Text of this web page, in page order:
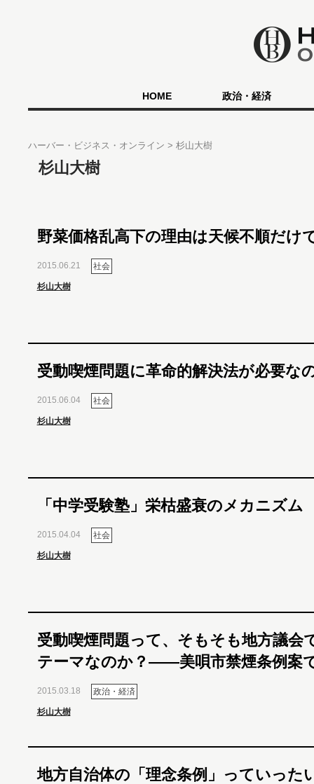
HOME 政治・経済
ハーバー・ビジネス・オンライン 杉山大樹
杉山大樹
野菜価格乱高下の理由は天候不順だけ
2015.06.21 社会
杉山大樹
受動喫煙問題に革命的解決法が必要な
2015.06.04 社会
杉山大樹
「中学受験塾」栄枯盛衰のメカニズム
2015.04.04 社会
杉山大樹
受動喫煙問題って、そもそも地方議会
テーマなのか？――美唄市禁煙条例案
2015.03.18 政治・経済
杉山大樹
地方自治体の「理念条例」っていった